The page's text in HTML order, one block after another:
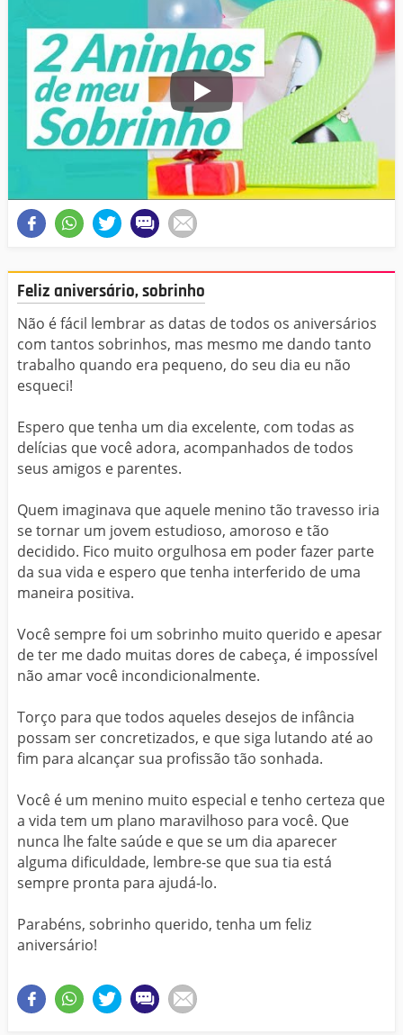
Feliz aniversário, sobrinho
Não é fácil lembrar as datas de todos os aniversários
com tantos sobrinhos, mas mesmo me dando tanto
trabalho quando era pequeno, do seu dia eu não
esqueci!
Espero que tenha um dia excelente, com todas as
delícias que você adora, acompanhados de todos
seus amigos e parentes.
Quem imaginava que aquele menino tão travesso iria
se tornar um jovem estudioso, amoroso e tão
decidido. Fico muito orgulhosa em poder fazer parte
da sua vida e espero que tenha interferido de uma
maneira positiva.
Você sempre foi um sobrinho muito querido e apesar
de ter me dado muitas dores de cabeça, é impossível
não amar você incondicionalmente.
Torço para que todos aqueles desejos de infância
possam ser concretizados, e que siga lutando até ao
fim para alcançar sua profissão tão sonhada.
Você é um menino muito especial e tenho certeza que
a vida tem um plano maravilhoso para você. Que
nunca lhe falte saúde e que se um dia aparecer
alguma dificuldade, lembre-se que sua tia está
sempre pronta para ajudá-lo.
Parabéns, sobrinho querido, tenha um feliz
aniversário!